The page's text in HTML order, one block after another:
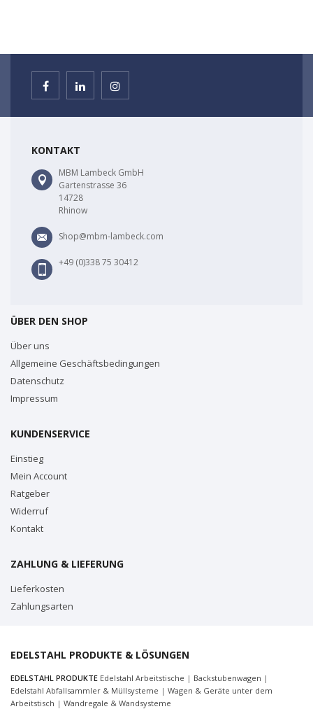
KONTAKT
MBM Lambeck GmbH
Gartenstrasse 36
14728
Rhinow
Shop@mbm-lambeck.com
+49 (0)338 75 30412
ÜBER DEN SHOP
Über uns
Allgemeine Geschäftsbedingungen
Datenschutz
Impressum
KUNDENSERVICE
Einstieg
Mein Account
Ratgeber
Widerruf
Kontakt
ZAHLUNG & LIEFERUNG
Lieferkosten
Zahlungsarten
EDELSTAHL PRODUKTE & LÖSUNGEN
EDELSTAHL PRODUKTE Edelstahl Arbeitstische | Backstubenwagen |
Edelstahl Abfallsammler & Müllsysteme | Wagen & Geräte unter dem
Arbeitstisch | Wandregale & Wandsysteme